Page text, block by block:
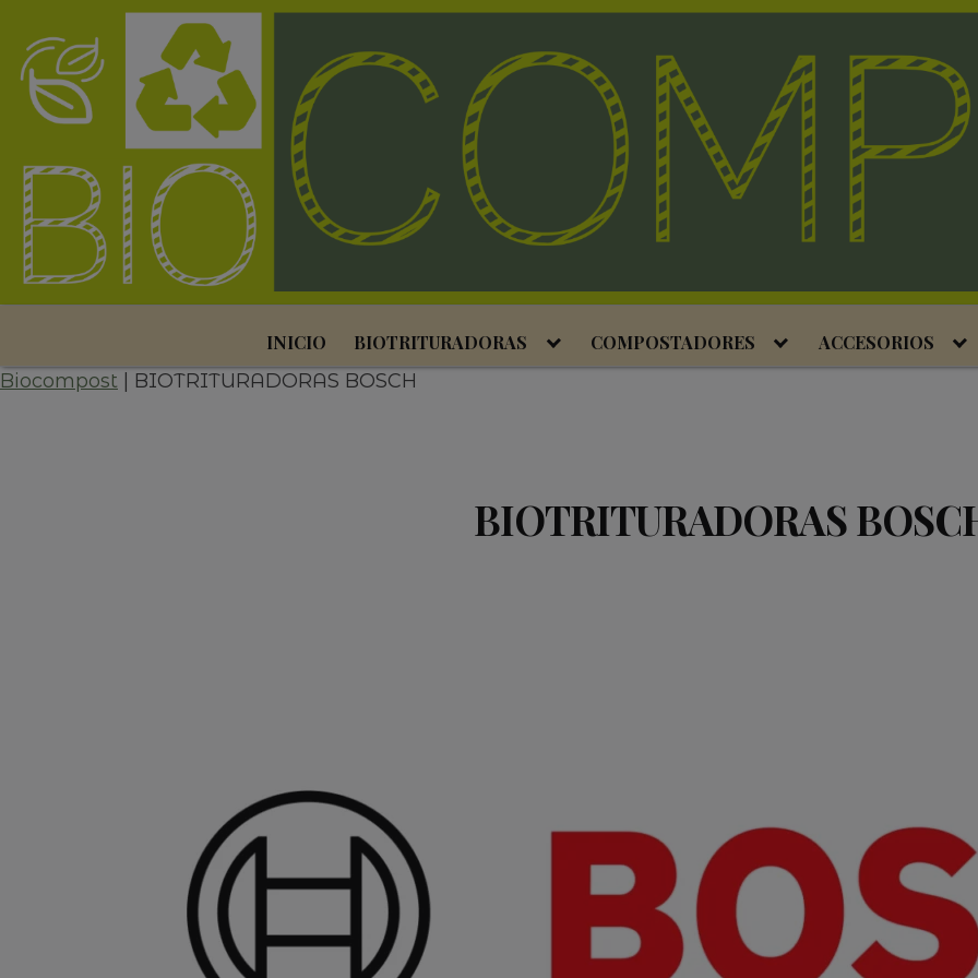
content
INICIO BIOTRITURADORAS COMPOSTADORES ACCESORIOS
Biocompost BIOTRITURADORAS BOSCH
BIOTRITURADORAS